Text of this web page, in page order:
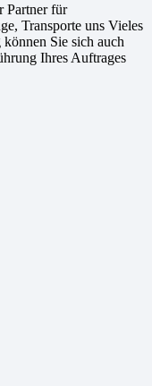
Partner für
Transporte uns Vieles
Sie sich auch
Ihres Auftrages